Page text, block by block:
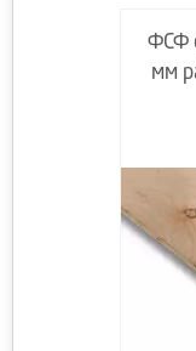
ФСФ
мм